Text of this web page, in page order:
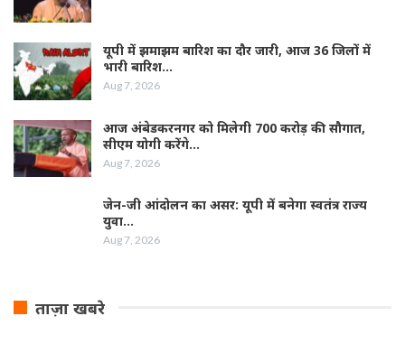
यूपी में झमाझम बारिश का दौर जारी, आज 36 जिलों में
भारी बारिश…
Aug 7, 2026
आज अंबेडकरनगर को मिलेगी 700 करोड़ की सौगात,
सीएम योगी करेंगे…
Aug 7, 2026
जेन-जी आंदोलन का असर: यूपी में बनेगा स्वतंत्र राज्य
युवा…
Aug 7, 2026
ताज़ा खबरे